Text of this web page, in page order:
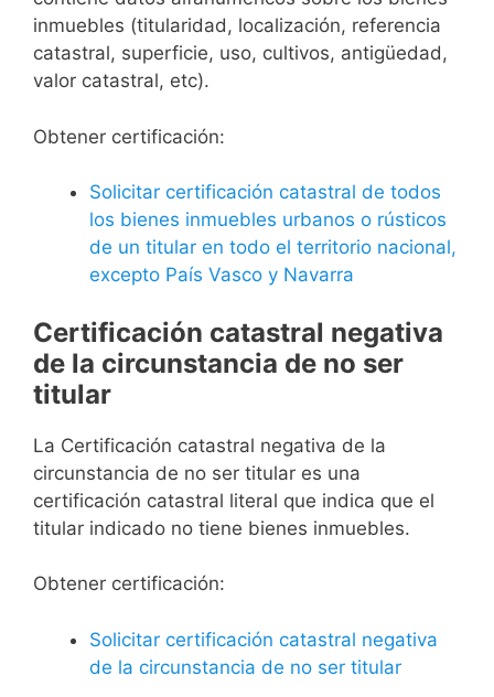
inmuebles (titularidad, localización, referencia
catastral, superficie, uso, cultivos, antigüedad,
valor catastral, etc).
Obtener certificación:
Solicitar certificación catastral de todos
los bienes inmuebles urbanos o rústicos
de un titular en todo el territorio nacional,
excepto País Vasco y Navarra
Certificación catastral negativa
de la circunstancia de no ser
titular
La Certificación catastral negativa de la
circunstancia de no ser titular es una
certificación catastral literal que indica que el
titular indicado no tiene bienes inmuebles.
Obtener certificación:
Solicitar certificación catastral negativa
de la circunstancia de no ser titular